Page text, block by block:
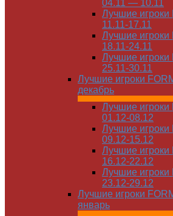
04.11 — 10.11
Лучшие
11.11-17.11
Лучшие
18.11-24.11
Лучшие
25.11-30.11
Лучшие игроки
декабрь
Лучшие
01.12-08.12
Лучшие
09.12-15.12
Лучшие
16.12-22.12
Лучшие
23.12-29.12
Лучшие игроки
январь